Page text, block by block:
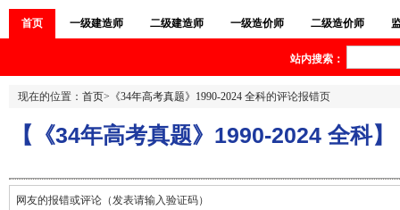
首页 一级建造师 二级建造师 一级造价师 二级造价师
站内搜索：
现在的位置： 首页> 《34年高考真题》1990-2024 全科的评论报错页
【《34年高考真题》1990-2024 全科】
网友的报错或评论（发表请输入验证码）